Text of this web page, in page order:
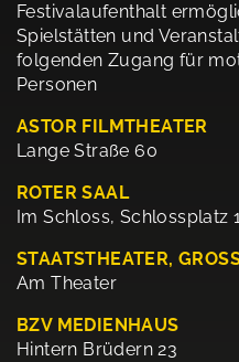
Festivalaufenthalt
Spielstätten und
folgenden Zugang für
Personen
ASTOR FILMTHEATER
Lange Straße 60
ROTER SAAL
Im Schloss, Schlossplatz
STAATSTHEATER,
Am Theater
BZV MEDIENHAUS
Hintern Brüdern 23